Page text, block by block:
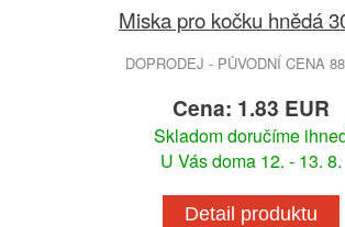
Miska pro kočku hnědá
DOPRODEJ - PŮVODNÍ CENA
Cena: 1.83 EUR
Skladom doručíme
U Vás doma 12. - 13. 8.
Detail produktu